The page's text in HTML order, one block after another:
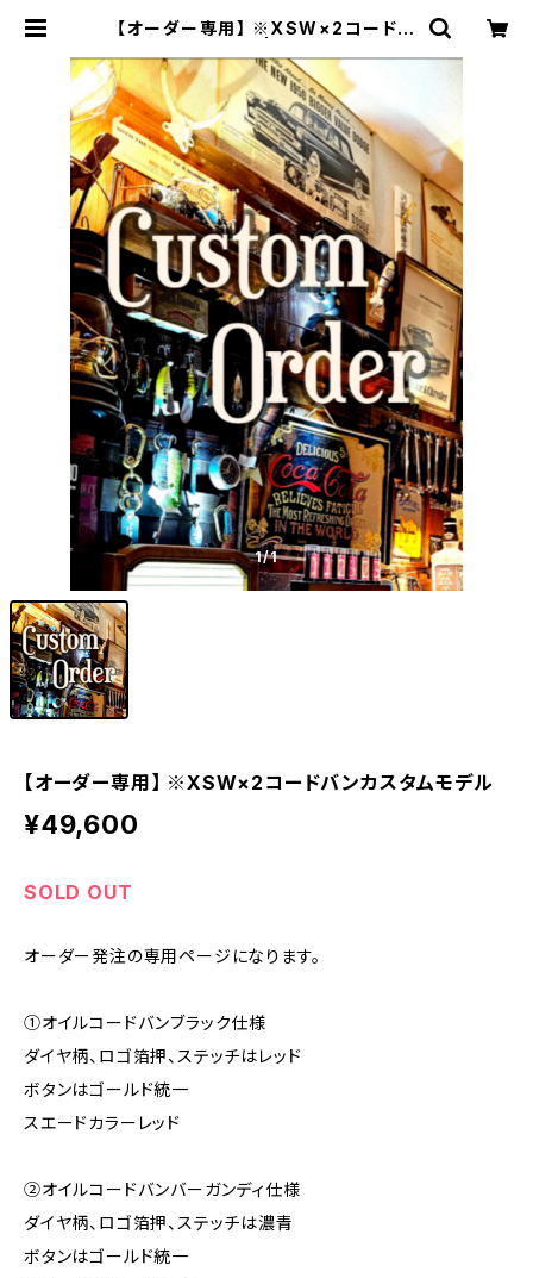
【オーダー専用】 ※XSW×2コードバ
ATHER.CO
1/1
【オーダー専用】 ※XSW×2コードバンカスタムモデル
¥49,600
SOLD OUT
オーダー発注の専用ページになります。
①オイルコードバンブラック仕様
ダイヤ柄、ロゴ箔押、ステッチはレッド
ボタンはゴールド統一
スエードカラーレッド
②オイルコードバンバーガンディ仕様
ダイヤ柄、ロゴ箔押、ステッチは濃青
ボタンはゴールド統一